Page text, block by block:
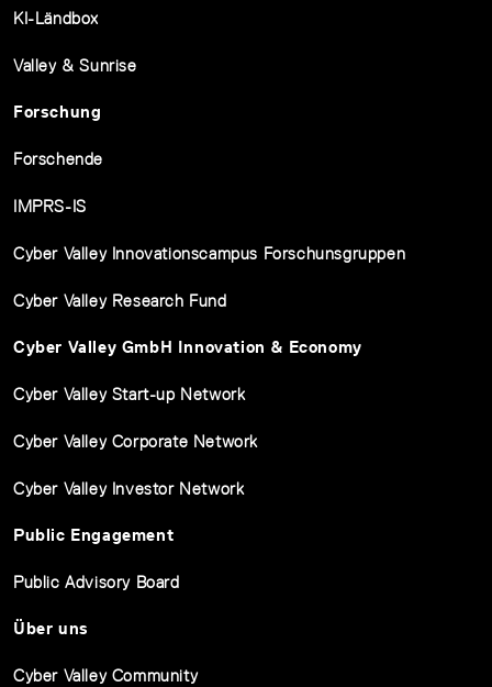
KI-Ländbox
Valley & Sunrise
Forschung
Forschende
IMPRS-IS
Cyber Valley Innovationscampus Forschunsgruppen
Cyber Valley Research Fund
Cyber Valley GmbH Innovation & Economy
Cyber Valley Start-up Network
Cyber Valley Corporate Network
Cyber Valley Investor Network
Public Engagement
Public Advisory Board
Über uns
Cyber Valley Community